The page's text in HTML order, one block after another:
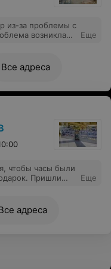
из-за проблемы с
покрутила
нормально, но
мастеру. Оттуда
что нужен
принимают на
там
Еще
Все адреса
чтобы часы были
Пришли
помогла мне
в
такой же
Еще
адреса